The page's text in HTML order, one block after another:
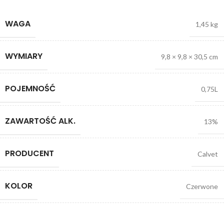
WAGA 1,45 kg
WYMIARY 9,8 × 9,8 × 30,5 cm
POJEMNOŚĆ 0,75L
ZAWARTOŚĆ ALK. 13%
PRODUCENT Calvet
KOLOR Czerwone